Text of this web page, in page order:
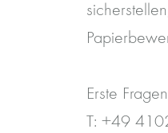
Erste
T: +49